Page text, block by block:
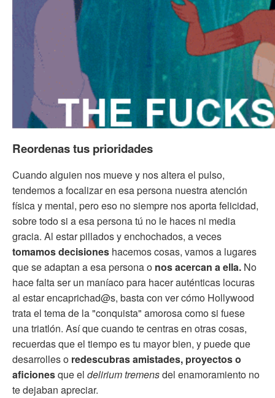
Reordenas tus prioridades
Cuando alguien nos mueve y nos altera el pulso,
tendemos a focalizar en esa persona nuestra atención
física y mental, pero eso no siempre nos aporta felicidad,
sobre todo si a esa persona tú no le haces ni media
gracia. Al estar pillados y enchochados, a veces
tomamos decisiones hacemos cosas, vamos a lugares
que se adaptan a esa persona o nos acercan a ella. No
hace falta ser un maníaco para hacer auténticas locuras
al estar encaprichad@s, basta con ver cómo Hollywood
trata el tema de la "conquista" amorosa como si fuese
una triatlón. Así que cuando te centras en otras cosas,
recuerdas que el tiempo es tu mayor bien, y puede que
desarrolles o redescubras amistades, proyectos o
aficionesque el delirium tremensdel enamoramiento no
te dejaban apreciar.